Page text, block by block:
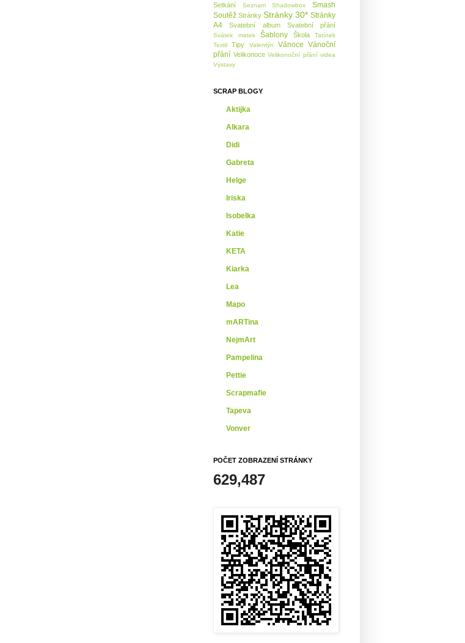
Setkání Seznam Shadowbox
Smash
Soutěž Stránky Stránky 30* Stránky
A4
Svatební album Svatební přání
Svátek matek Šablony Škola
Tatínek
Textil
Tipy Valentýn Vánoce Vánoční
přání Velikonoce Velikonoční přání videa
Výstavy
SCRAP BLOGY
Aktijka
Alkara
Didi
Gabreta
Helge
Iriska
Isobelka
Katie
KETA
Kiarka
Lea
Mapo
mARTina
NejmArt
Pampelina
Pettie
Scrapmafie
Tapeva
Vonver
POČET ZOBRAZENÍ STRÁNKY
629,487